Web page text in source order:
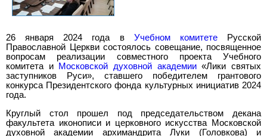
26 января 2024 года в Учебном комитетеРусской
Православной Церкви состоялось совещание, посвященное
вопросам реализации совместного проекта Учебного
комитета и
Московской духовной академии«Лики святых
заступников Руси», ставшего победителем грантового
конкурса Президентского фонда культурных инициатив 2024
года.
Круглый стол прошел под председательством декана
факультета иконописи и церковного искусства Московской
духовной академии архимандрита Луки (Головкова) и